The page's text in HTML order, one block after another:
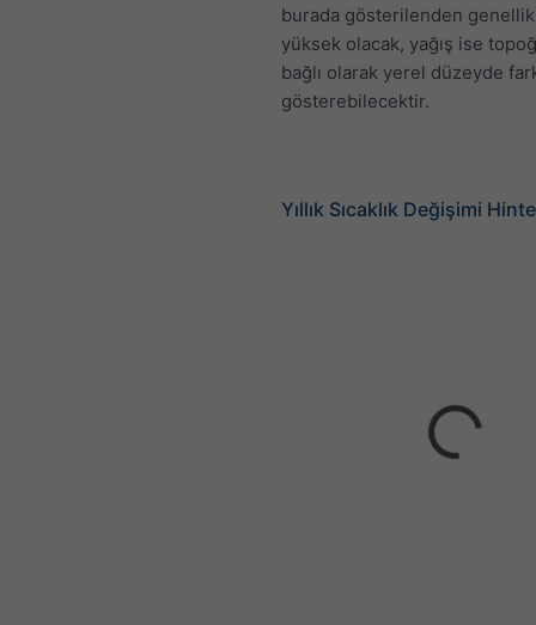
burada gösterilenden
yüksek olacak, yağış ise
bağlı olarak yerel düzeyde
gösterebilecektir.
Yıllık Sıcaklık Değişimi